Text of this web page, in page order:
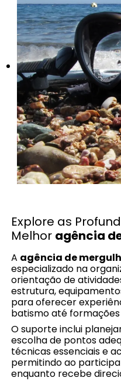
Explore as
Melhor agência
A agência de
especializado na
orientação de
estrutura,
para oferecer
batismo até formações
O suporte inclui
escolha de pontos
técnicas essenciais e
permitindo ao
enquanto recebe